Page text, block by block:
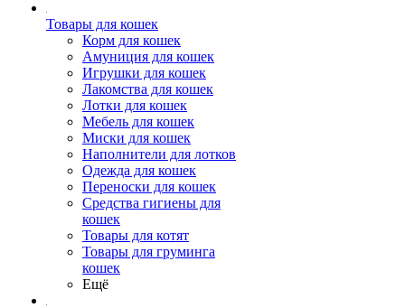
Товары для кошек
Корм для кошек
Амуниция для кошек
Игрушки для кошек
Лакомства для кошек
Лотки для кошек
Мебель для кошек
Миски для кошек
Наполнители для лотков
Одежда для кошек
Переноски для кошек
Средства гигиены для
кошек
Товары для котят
Товары для груминга
кошек
Ещё